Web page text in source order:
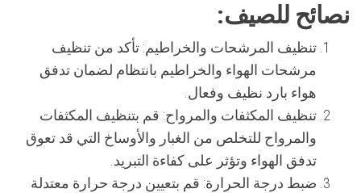
نصائح للصيف:
تنظيف المرشحات والخراطيم: تأكد من تنظيف
مرشحات الهواء والخراطيم بانتظام لضمان تدفق
هواء بارد نظيف وفعال.
تنظيف المكثفات والمرواح: قم بتنظيف المكثفات
والمرواح للتخلص من الغبار والأوساخ التي قد تعوق
تدفق الهواء وتؤثر على كفاءة التبريد.
ضبط درجة الحرارة: قم بتعيين درجة حرارة معتدلة